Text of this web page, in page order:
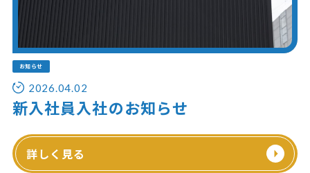
お知らせ
2026.04.02
新入社員入社のお知らせ
詳しく見る